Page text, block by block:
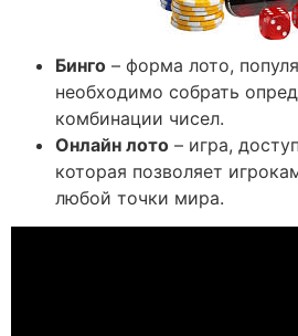
Бинго – форма лото,
необходимо собрать
комбинации чисел.
Онлайн лото – игра,
которая позволяет
любой точки мира.